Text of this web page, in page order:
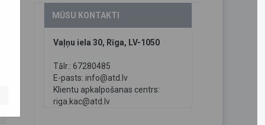
MŪSU KONTAKTI
Vaļņu iela 30, Rīga, LV-1050
Tālr.: 67280485
E-pasts: info@atd.lv
Klientu apkalpošanas centrs:
riga.kac@atd.lv